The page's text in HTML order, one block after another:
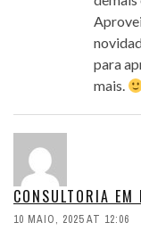
para
mais.
CONSULTORIA
10 MAIO, 2025 AT 12:06